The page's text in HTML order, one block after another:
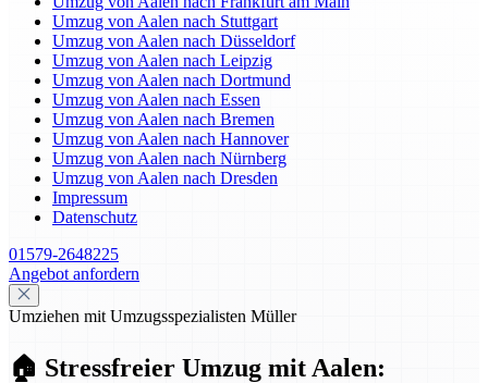
Umzug von Aalen nach Stuttgart
Umzug von Aalen nach Düsseldorf
Umzug von Aalen nach Leipzig
Umzug von Aalen nach Dortmund
Umzug von Aalen nach Essen
Umzug von Aalen nach Bremen
Umzug von Aalen nach Hannover
Umzug von Aalen nach Nürnberg
Umzug von Aalen nach Dresden
Impressum
Datenschutz
01579-2648225
Angebot anfordern
Umziehen mit Umzugsspezialisten Müller
🏠 Stressfreier Umzug mit Aalen: